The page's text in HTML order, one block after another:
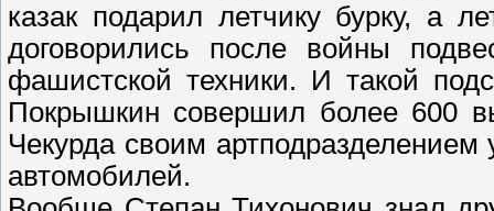
казак подарил летчику бурку, а
договорились после войны
фашистской техники. И такой
Покрышкин совершил более 600
Чекурда своим
автомобилей.